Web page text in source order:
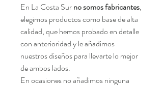
En La Costa Surno somos fabricantes,
elegimos productos como base de alta
calidad, que hemos probado en detalle
con anterioridad y le añadimos
nuestros diseños para llevarte lo mejor
de ambos lados.
En ocasiones no añadimos ninguna